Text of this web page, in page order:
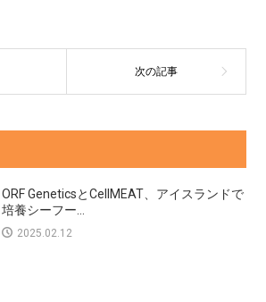
ORF GeneticsとCellMEAT、アイスランドで
培養シーフー...
2025.02.12